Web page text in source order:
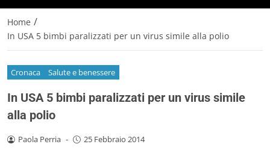
Home /
In USA 5 bimbi paralizzati per un virus simile alla polio
Cronaca Salute e benessere
In USA 5 bimbi paralizzati per un virus simile
alla polio
Paola Perria - 25 Febbraio 2014